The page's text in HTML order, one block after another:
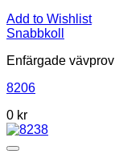
Add to Wishlist
Snabbkoll
Enfärgade vävprov
8206
0 kr